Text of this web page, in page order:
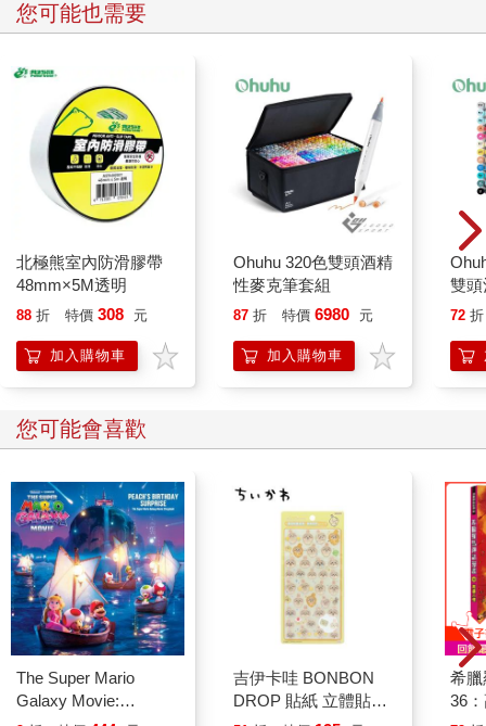
您可能也需要
北極熊室內防滑膠帶
48mm×5M透明
88 折 特價 308 元
加入購物車
Ohuhu 320色雙頭酒精
性麥克筆套組
87 折 特價 6980 元
加入購物車
雙
72 折
您可能會喜歡
The Super Mario
Galaxy Movie:
吉伊卡哇 BONBON
DROP 貼紙 立體貼紙
希
36